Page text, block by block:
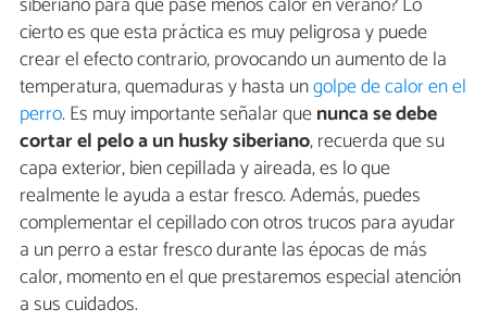
cierto es que esta práctica es muy peligrosa y puede
crear el efecto contrario, provocando un aumento de la
temperatura, quemaduras y hasta ungolpe de calor en el
perro. Es muy importante señalar quenunca se debe
cortar el pelo a un husky siberiano, recuerda que su
capa exterior, bien cepillada y aireada, es lo que
realmente le ayuda a estar fresco. Además, puedes
complementar el cepillado con otros trucos para ayudar
a un perro a estar fresco durante las épocas de más
calor, momento en el que prestaremos especial atención
a sus cuidados.